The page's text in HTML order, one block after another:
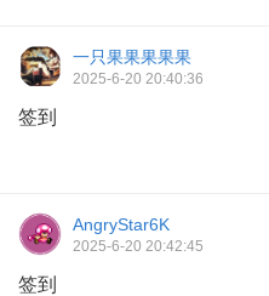
一只果果果果果
2025-6-20 20:40:36
签到
AngryStar6K
2025-6-20 20:42:45
签到